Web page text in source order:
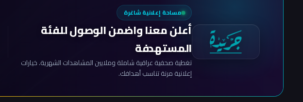
مساحة إعلانية شاغرة
أعلن معنا واضمن الوصول للفئة
المستهدفة
تغطية صحفية عراقية شاملة وملايين المشاهدات الشهرية. خيارات
إعلانية مرنة تناسب أهدافك.